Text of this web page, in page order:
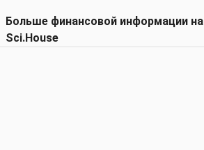
Больше финансовой информации на
Sci.House